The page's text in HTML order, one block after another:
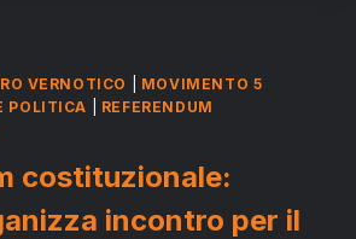
VERNOTICO
MOVIMENTO 5
POLITICA
REFERENDUM
costituzionale:
incontro per il